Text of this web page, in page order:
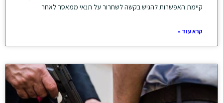
קיימת האפשרות להגיש בקשה לשחרור על תנאי ממאסר לאחר
קרא עוד »